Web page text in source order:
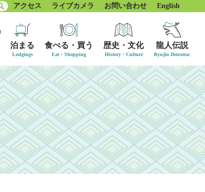
泊まる 食べる・買う 歴史・文化 龍人伝説
アクセス ライブカメラ お問い合わせ English